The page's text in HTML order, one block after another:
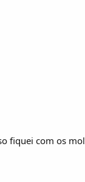
fiquei com os